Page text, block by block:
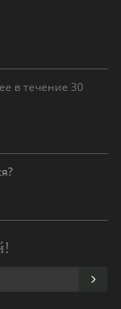
в течение 30